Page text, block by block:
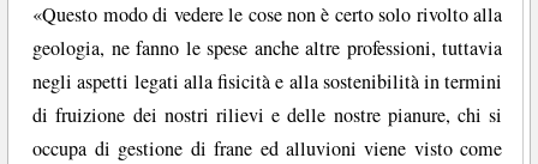
«Questo modo di vedere le cose non è certo solo rivolto alla
geologia, ne fanno le spese anche altre professioni, tuttavia
negli aspetti legati alla fisicità e alla sostenibilità in termini
di fruizione dei nostri rilievi e delle nostre pianure, chi si
occupa di gestione di frane ed alluvioni viene visto come